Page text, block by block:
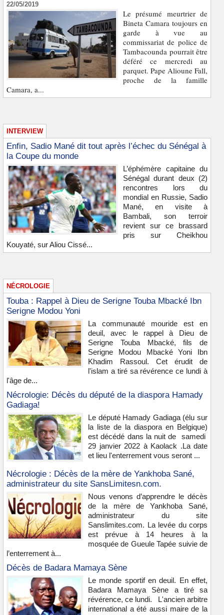
22/05/2019
Le présumé meurtrier de
Bineta Camara toujours en
garde à vue au
commissariat de police de
Tambacounda pourrait être
déféré ce mercredi au
parquet. Pape Alioune Fall,
proche de la famille
Camara, a...
INTERVIEW
Enfin, Sadio Mané dit tout après l’échec du Sénégal à
la Coupe du monde
L’éphémère capitaine du
Sénégal durant deux (2)
rencontres lors du
mondial en Russie, Sadio
Mané, en visite à
Bambali, son terroir
revient sur ce brassard
pris sur Cheikhou
Kouyaté, sur Aliou Cissé...
NÉCROLOGIE
Touba : Rappel à Dieu de Serigne Touba Mbacké Ibn
Serigne Modou Yoni
La communauté mouride est en
deuil, avec le rappel à Dieu de
Serigne Touba Mbacké, fils de
Serigne Modou Mbacké Yoni Ibn
Khadim Rassoul. Cet érudit de
l'islam a tiré sa révérence ce lundi à
l'âge de...
Nécrologie: Décès du député de la diaspora Hamady
Gadiaga!
Le député Hamady Gadiaga (élu sur
la liste de la diaspora en Belgique)
est décédé dans la nuit de samedi
29 janvier 2022 à Kaolack .La date
et lieu l'enterrement vous seront ...
Nécrologie : Décès de la mère de Yankhoba Sané,
administrateur du site SansLimitesn.com.
Nous venons d’apprendre le décès
de la mère de Yankhoba Sané,
administrateur du site
Sanslimites.com. La levée du corps
est prévue à 14 heures à la
mosquée de Gueule Tapée suivie de
l’enterrement à...
Décès de Badara Mamaya Sène
Le monde sportif en deuil. En effet,
Badara Mamaya Sène a tiré sa
révérence, ce lundi. L'ancien arbitre
international a été aussi maire de la